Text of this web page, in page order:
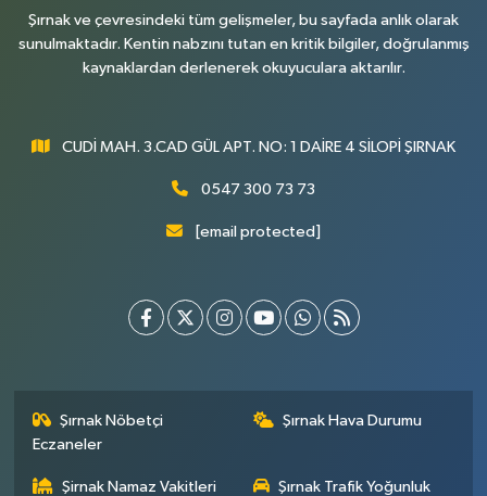
Şırnak ve çevresindeki tüm gelişmeler, bu sayfada anlık olarak
sunulmaktadır. Kentin nabzını tutan en kritik bilgiler, doğrulanmış
kaynaklardan derlenerek okuyuculara aktarılır.
CUDİ MAH. 3.CAD GÜL APT. NO: 1 DAİRE 4 SİLOPİ ŞIRNAK
0547 300 73 73
[email protected]
Şırnak Nöbetçi
Eczaneler
Şırnak Hava Durumu
Şirnak Namaz Vakitleri Şırnak Trafik Yoğunluk